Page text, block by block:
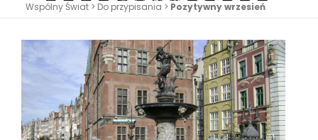
Wspólny Świat > Do przypisania > Pozytywny wrzesień